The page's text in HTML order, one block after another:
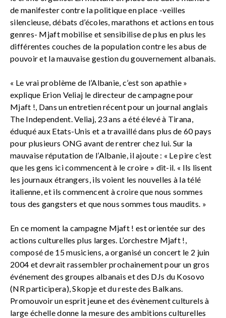
de manifester contre la politique en place -veilles
silencieuse, débats d’écoles, marathons et actions en tous
genres- Mjaft mobilise et sensibilise de plus en plus les
différentes couches de la population contre les abus de
pouvoir et la mauvaise gestion du gouvernement albanais.
« Le vrai problème de l’Albanie, c’est son apathie »
explique Erion Veliaj le directeur de campagne pour
Mjaft !, Dans un entretien récent pour un journal anglais
The Independent. Veliaj, 23 ans a été élevé à Tirana,
éduqué aux Etats-Unis et a travaillé dans plus de 60 pays
pour plusieurs ONG avant de rentrer chez lui. Sur la
mauvaise réputation de l’Albanie, il ajoute : « Le pire c’est
que les gens ici commencent à le croire » dit-il. « Ils lisent
les journaux étrangers, ils voient les nouvelles à la télé
italienne, et ils commencent à croire que nous sommes
tous des gangsters et que nous sommes tous maudits. »
En ce moment la campagne Mjaft ! est orientée sur des
actions culturelles plus larges. L’orchestre Mjaft !,
composé de 15 musiciens, a organisé un concert le 2 juin
2004 et devrait rassembler prochainement pour un gros
événement des groupes albanais et des DJs du Kosovo
(NR participera), Skopje et du reste des Balkans.
Promouvoir un esprit jeune et des évènement culturels à
large échelle donne la mesure des ambitions culturelles